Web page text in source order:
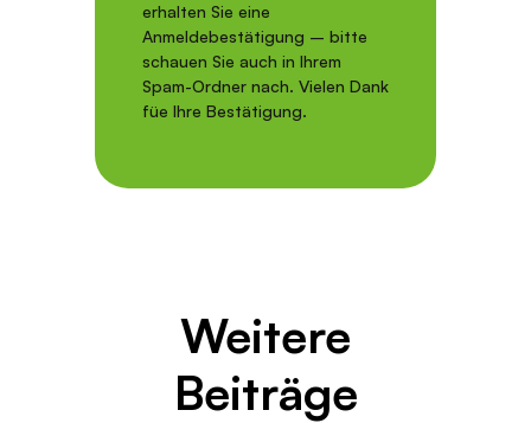
erhalten Sie eine
Anmeldebestätigung – bitte
schauen Sie auch in Ihrem
Spam-Ordner nach. Vielen Dank
füe Ihre Bestätigung.
Weitere
Beiträge